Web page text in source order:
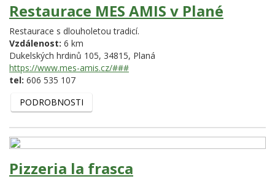
Restaurace MES AMIS v Plané
Restaurace s dlouholetou tradicí.
Vzdálenost: 6 km
Dukelských hrdinů 105, 34815, Planá
https://www.mes-amis.cz/###
tel: 606 535 107
PODROBNOSTI
Pizzeria la frasca